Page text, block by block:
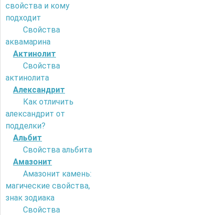
свойства и кому
подходит
Свойства
аквамарина
Актинолит
Свойства
актинолита
Александрит
Как отличить
александрит от
подделки?
Альбит
Свойства альбита
Амазонит
Амазонит камень:
магические свойства,
знак зодиака
Свойства